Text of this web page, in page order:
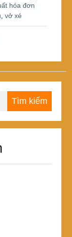
hóa đơn
vở xé